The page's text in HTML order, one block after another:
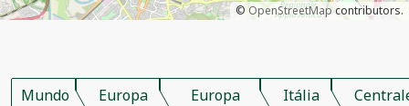
© OpenStreetMapcontributors.
Mundo Europa
Europa
Itália